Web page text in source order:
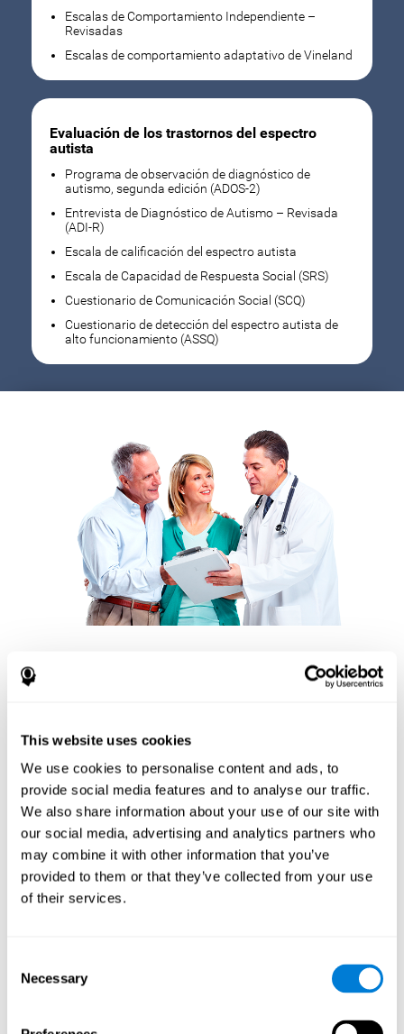
This website uses cookies
We use cookies to personalise content and ads, to
provide social media features and to analyse our traffic.
We also share information about your use of our site with
our social media, advertising and analytics partners who
may combine it with other information that you’ve
provided to them or that they’ve collected from your use
of their services.
Selection
Necessary
Escalas de Comportamiento Independiente –
Revisadas
Escalas de comportamiento adaptativo de Vineland
Evaluación de los trastornos del espectro
autista
Programa de observación de diagnóstico de
autismo, segunda edición (ADOS-2)
Entrevista de Diagnóstico de Autismo – Revisada
(ADI-R)
Escala de calificación del espectro autista
Escala de Capacidad de Respuesta Social (SRS)
Cuestionario de Comunicación Social (SCQ)
Cuestionario de detección del espectro autista de
alto funcionamiento (ASSQ)
¿Por qué se ha
evaluación
neuropsicológica?
La evaluación neuropsicológica documenta patrones de
fortalezas y debilidades entre las funciones cognitivas y
conductuales. Para pacientes con enfermedad de
Parkinson u otro trastorno del movimiento, una
evaluación e interpretación de este patrón de fortalezas y
debilidades puede:
comportamiento están relacionados con el trastorno del
movimiento, la depresión, el trastorno bipolar, otras
Ayudar con la evaluación antes y después de los